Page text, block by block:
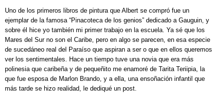
Uno de los primeros libros de pintura que Albert se compró fue un
ejemplar de la famosa “Pinacoteca de los genios” dedicado a Gauguin, y
sobre él hice yo también mi primer trabajo en la escuela. Ya sé que los
Mares del Sur no son el Caribe, pero en algo se parecen, en esa especie
de sucedáneo real del Paraíso que aspiran a ser o que en ellos queremos
ver los sentimentales. Hace un tiempo tuve una novia que era más
polinesia que caribeña y de pequeñito me enamoré de Tarita Teriipia, la
que fue esposa de Marlon Brando, y a ella, una ensoñación infantil que
más tarde se hizo realidad, le dediqué un post.